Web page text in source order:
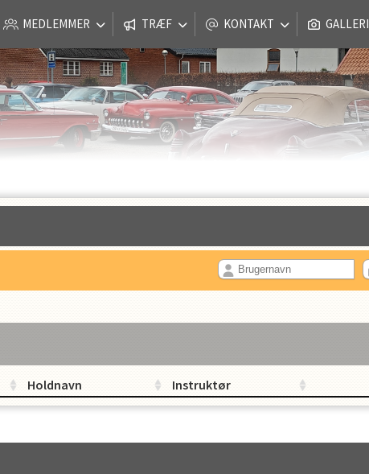
MEDLEMMER TRÆF KONTAKT GALLERI
Holdnavn Instruktør